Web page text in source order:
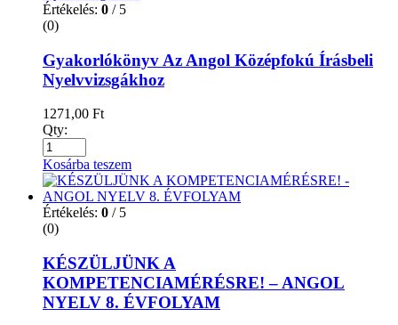
Értékelés: 0 / 5
(0)
Gyakorlókönyv Az Angol Középfokú Írásbeli
Nyelvvizsgákhoz
1271,00 Ft
Qty:
Kosárba teszem
Értékelés: 0 / 5
(0)
KÉSZÜLJÜNK A
KOMPETENCIAMÉRÉSRE! – ANGOL
NYELV 8. ÉVFOLYAM